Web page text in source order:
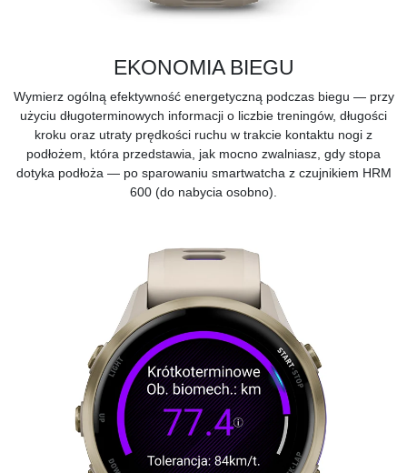
EKONOMIA BIEGU
Wymierz ogólną efektywność energetyczną podczas biegu — przy
użyciu długoterminowych informacji o liczbie treningów, długości
kroku oraz utraty prędkości ruchu w trakcie kontaktu nogi z
podłożem, która przedstawia, jak mocno zwalniasz, gdy stopa
dotyka podłoża — po sparowaniu smartwatcha z czujnikiem HRM
600 (do nabycia osobno).